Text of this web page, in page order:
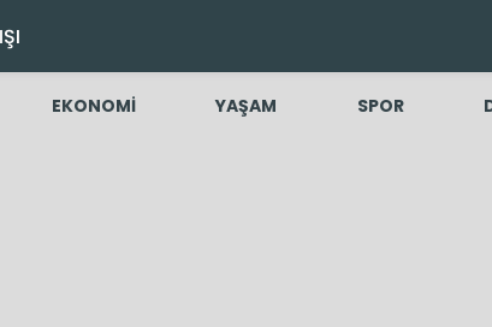
EKONOMİ YAŞAM SPOR